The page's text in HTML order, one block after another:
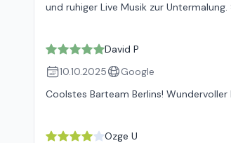
und ruhiger Live Musik zur Untermalung.
David P
10.10.2025
Google
Coolstes Barteam Berlins!
Ozge U